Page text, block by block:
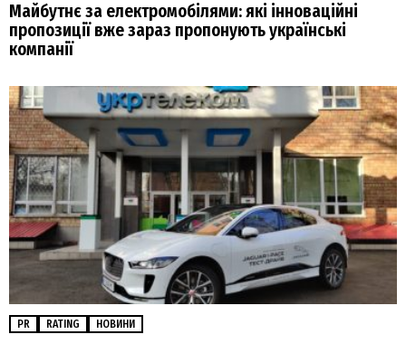
Майбутнє за електромобілями: які інноваційні
пропозиції вже зараз пропонують українські
компанії
PR RATING НОВИНИ